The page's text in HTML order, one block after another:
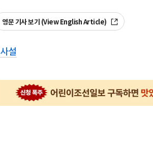
영문 기사 보기 (View English Article)
사설